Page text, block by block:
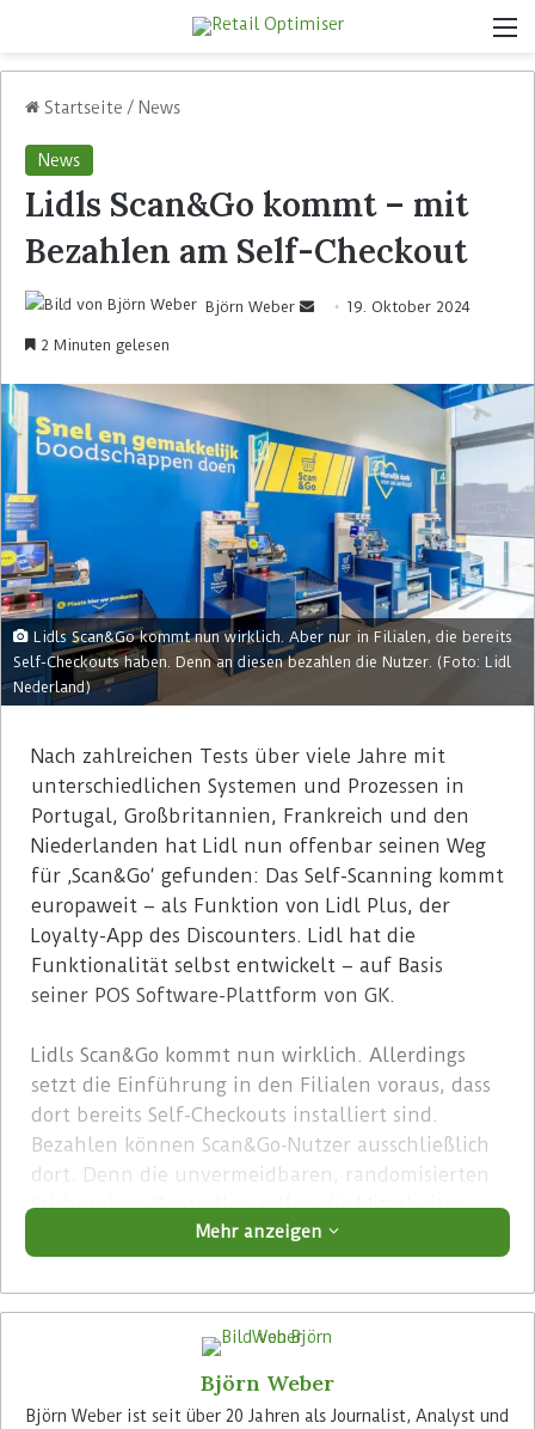
Startseite / News
News
Lidls Scan&Go kommt – mit
Bezahlen am Self-Checkout
Björn Weber 19. Oktober 2024
2 Minuten gelesen
Lidls Scan&Go kommt nun wirklich. Aber nur in Filialen, die bereits
Self-Checkouts haben. Denn an diesen bezahlen die Nutzer. (Foto: Lidl
Nederland)
Nach zahlreichen Tests über viele Jahre mit
unterschiedlichen Systemen und Prozessen in
Portugal, Großbritannien, Frankreich und den
Niederlanden hat Lidl nun offenbar seinen Weg
für ‚Scan&Go‘ gefunden: Das Self-Scanning kommt
europaweit – als Funktion von Lidl Plus, der
Loyalty-App des Discounters. Lidl hat die
Funktionalität selbst entwickelt – auf Basis
seiner POS Software-Plattform von GK.
Lidls Scan&Go kommt nun wirklich. Allerdings
setzt die Einführung in den Filialen voraus, dass
dort bereits Self-Checkouts installiert sind.
Bezahlen können Scan&Go-Nutzer ausschließlich
dort. Denn die unvermeidbaren, randomisierten
Stichproben-Kontrollen sollen die Mitarbeiter
ebenso wie die Alterskontrollen durchführen,
welche die Aufsicht über den Self-Checkout-
Bereich haben. Von der Idee, dass Nutzer von
Scan&Go die Filialen einfach wieder verlassen
und automatisch online bezahlen können, ist der
Discounter der Schwarz Gruppe wegen des
erhöhten Risikos des Diebstahls von Waren
Mehr anzeigen
Björn Weber
Björn Weber ist seit über 20 Jahren als Journalist, Analyst und